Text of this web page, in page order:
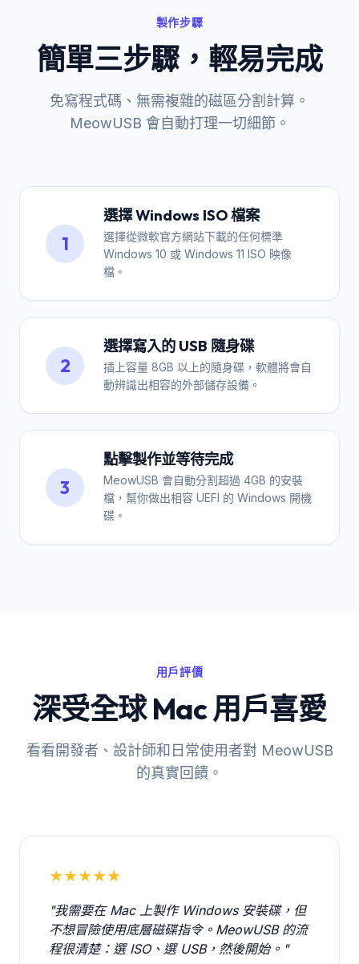
製作步驟
簡單三步驟，輕易完成
免寫程式碼、無需複雜的磁區分割計算。
MeowUSB 會自動打理一切細節。
1
選擇 Windows ISO 檔案
選擇從微軟官方網站下載的任何標準
Windows 10 或 Windows 11 ISO 映像
檔。
2
選擇寫入的 USB 隨身碟
插上容量 8GB 以上的隨身碟，軟體將會自
動辨識出相容的外部儲存設備。
3
點擊製作並等待完成
MeowUSB 會自動分割超過 4GB 的安裝
檔，幫你做出相容 UEFI 的 Windows 開機
碟。
用戶評價
深受全球 Mac 用戶喜愛
看看開發者、設計師和日常使用者對 MeowUSB
的真實回饋。
★★★★★
"我需要在 Mac 上製作 Windows 安裝碟，但
不想冒險使用底層磁碟指令。MeowUSB 的流
程很清楚：選 ISO、選 USB，然後開始。"